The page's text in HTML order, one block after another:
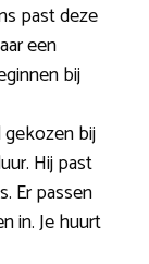
past deze
een
bij
bij
Hij past
Er passen
in. Je huurt